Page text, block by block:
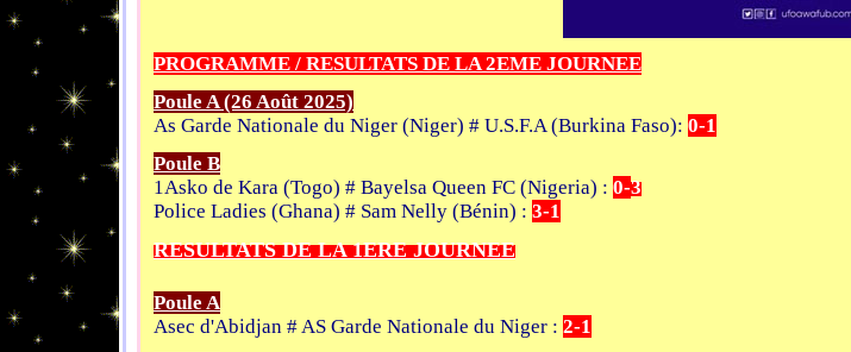
PROGRAMME / RESULTATS DE LA 2EME JOURNEE
Poule A (26 Août 2025)
As Garde Nationale du Niger (Niger) # U.S.F.A (Burkina Faso): 0-1
Poule B
1Asko de Kara (Togo) # Bayelsa Queen FC (Nigeria) : 0-3
Police Ladies (Ghana) # Sam Nelly (Bénin) : 3-1
RESULTATS DE LA 1ERE JOURNEE
Poule A
Asec d'Abidjan # AS Garde Nationale du Niger : 2-1